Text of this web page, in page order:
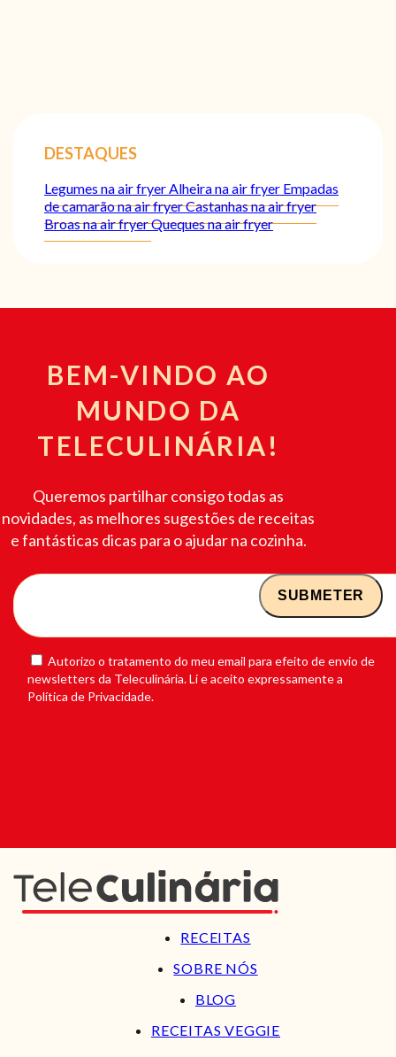
DESTAQUES
Legumes na air fryer Alheira na air fryer Empadas
de camarão na air fryerCastanhas na air fryer
Broas na air fryerQueques na air fryer
BEM-VINDO AO
MUNDO DA
TELECULINÁRIA!
Queremos partilhar consigo todas as
novidades, as melhores sugestões de receitas
e fantásticas dicas para o ajudar na cozinha.
Autorizo o tratamento do meu email para efeito de envio de
newsletters da Teleculinária. Li e aceito expressamente a
Política de Privacidade.
RECEITAS
SOBRE NÓS
BLOG
RECEITAS VEGGIE